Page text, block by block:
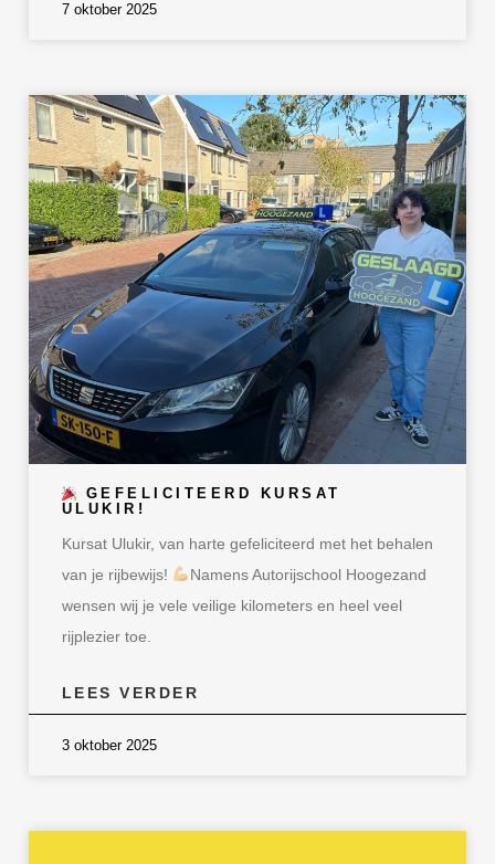
7 oktober 2025
GEFELICITEERD KURSAT
ULUKIR!
Kursat Ulukir, van harte gefeliciteerd met het behalen
van je rijbewijs!
Namens Autorijschool Hoogezand
wensen wij je vele veilige kilometers en heel veel
rijplezier toe.
LEES VERDER
3 oktober 2025